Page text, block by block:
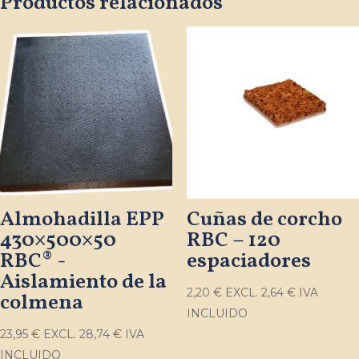
Almohadilla EPP
430×500×50
RBC® -
Aislamiento de la
colmena
23,95 € EXCL. 28,74 € IVA
INCLUIDO
Cuñas de corcho
RBC – 120
espaciadores
2,20 € EXCL. 2,64 €IVA
INCLUIDO